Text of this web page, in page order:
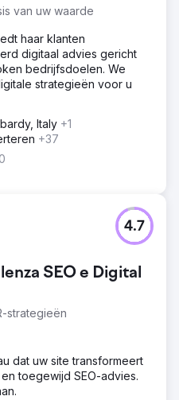
van uw waarde
haar klanten
digitaal advies gericht
bedrijfsdoelen. We
strategieën voor u
Italy +1
+37
SEO e Digital
strategieën
4.7
dat uw site transformeert
toegewijd SEO-advies.